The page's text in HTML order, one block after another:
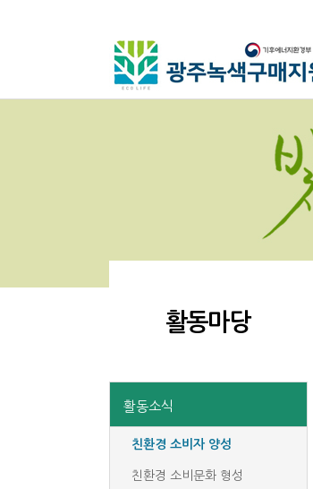
활동마당
활동소식
친환경 소비자 양성
친환경 소비문화 형성